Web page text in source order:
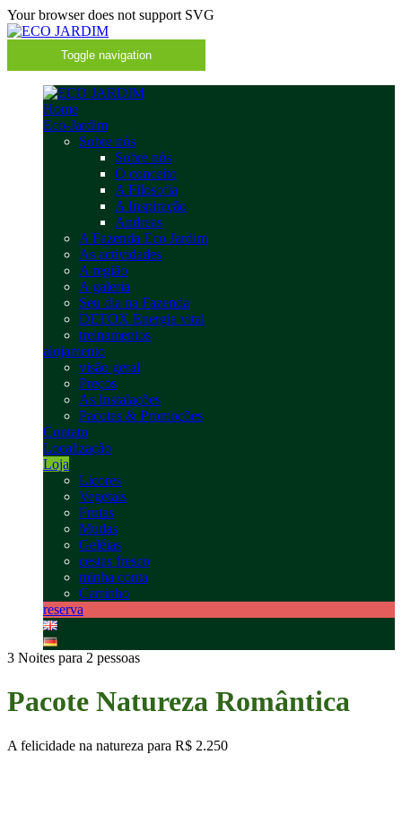
Your browser does not support SVG
Toggle navigation
Home
Eco-Jardim
Sobre nós
Sobre nós
O conceito
A Filosofia
A Inspiração
Andreas
A Fazenda Eco Jardim
As actividades
A região
A galeria
Seu dia na Fazenda
DETOX Energia vital
treinamentos
alojamento
visão geral
Preços
As Instalações
Pacotes & Promoções
Contato
Localização
Loja
Licores
Vegetais
Frutas
Mudas
Geléias
cestas fresco
minha conta
Carrinho
reserva
3 Noites para 2 pessoas
Pacote Natureza Romântica
A felicidade na natureza para R$ 2.250